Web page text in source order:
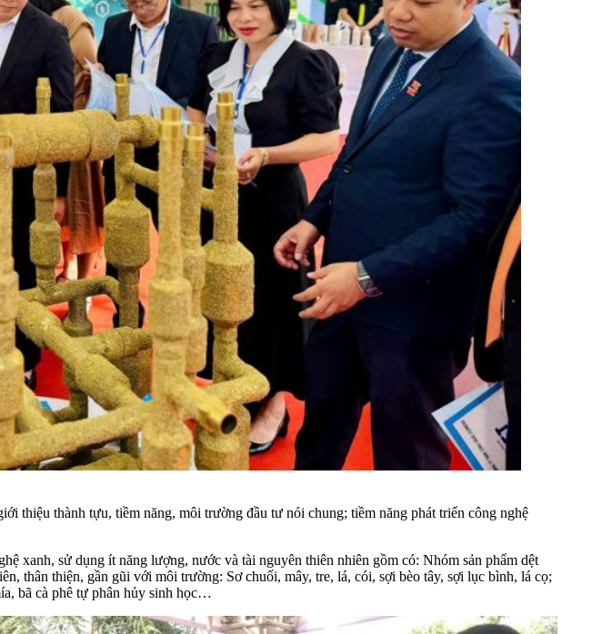
thiệu thành tựu, tiềm năng, môi trường đầu tư nói chung; tiềm năng phát triển công nghệ
xanh, sử dụng ít năng lượng, nước và tài nguyên thiên nhiên gồm có: Nhóm sản phẩm dệt
thân thiện, gần gũi với môi trường: Sơ chuối, mây, tre, lá, cói, sợi bèo tây, sợi lục bình, lá cọ;
bã cà phê tự phân hủy sinh học…